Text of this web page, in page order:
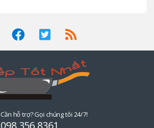
Cần hỗ trợ? Gọi chúng tôi 24/7!